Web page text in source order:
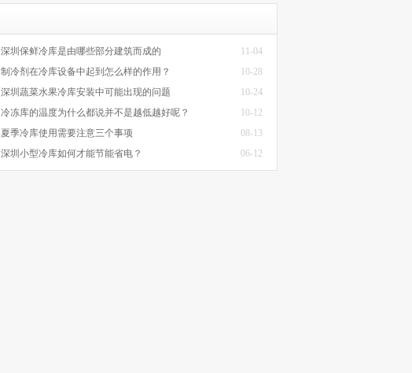
11-04
深圳保鲜冷库是由哪些部分建筑而成的
10-28
制冷剂在冷库设备中起到怎么样的作用？
10-24
深圳蔬菜水果冷库安装中可能出现的问题
10-12
冷冻库的温度为什么都说并不是越低越好呢？
08-13
夏季冷库使用需要注意三个事项
06-12
深圳小型冷库如何才能节能省电？